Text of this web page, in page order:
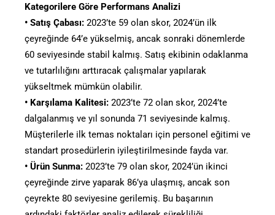
Kategorilere Göre Performans Analizi
• Satış Çabası: 2023’te 59 olan skor, 2024’ün ilk
çeyreğinde 64’e yükselmiş, ancak sonraki dönemlerde
60 seviyesinde stabil kalmış. Satış ekibinin odaklanma
ve tutarlılığını arttıracak çalışmalar yapılarak
yükseltmek mümkün olabilir.
• Karşılama Kalitesi: 2023’te 72 olan skor, 2024’te
dalgalanmış ve yıl sonunda 71 seviyesinde kalmış.
Müşterilerle ilk temas noktaları için personel eğitimi ve
standart prosedürlerin iyileştirilmesinde fayda var.
• Ürün Sunma: 2023’te 79 olan skor, 2024’ün ikinci
çeyreğinde zirve yaparak 86’ya ulaşmış, ancak son
çeyrekte 80 seviyesine gerilemiş. Bu başarının